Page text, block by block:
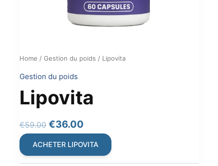
Home / Gestion du poids / Lipovita
Gestion du poids
Lipovita
€59.00 Original
€36.00
price
ACHETER LIPOVITA